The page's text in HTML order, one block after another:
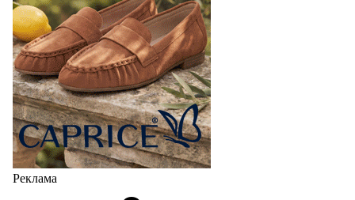
Реклама